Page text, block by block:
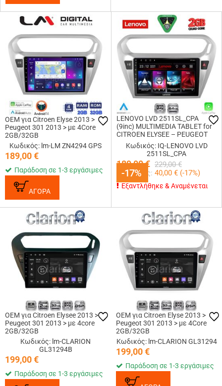
OEM για Citroen Elyse 2013 >
Peugeot 301 2013 > με 4Core
2GB/32GB
Κωδικός: lm-LM ZN4294 GPS
189,00€
Παράδοση σε 1-3 εργάσιμες
ΑΓΟΡΑ
-17%
LENOVO LVD 2511SL_CPA
(9inc) MULTIMEDIA TABLET for
CITROEN ELYSEE – PEUGEOT
301 mod. 2013-2026 (SILVER)
Κωδικός: IQ-LENOVO LVD
2511SL_CPA
189,00€ 229,00 €
Κερδίζεις: 40,00 € (-17%)
-17%
Εξαντλήθηκε & Αναμένεται
OEM για Citroen Elysee 2013 >
Peugeot 301 2013 > με 4core
2GB/32GB
Κωδικός: lm-CLARION
GL31294B
199,00€
Παράδοση σε 1-3 εργάσιμες
OEM για Citroen Elyse 2013 >
Peugeot 301 2013 > με 4Core
2GB/32GB
Κωδικός: lm-CLARION GL31294
199,00€
Παράδοση σε 1-3 εργάσιμες